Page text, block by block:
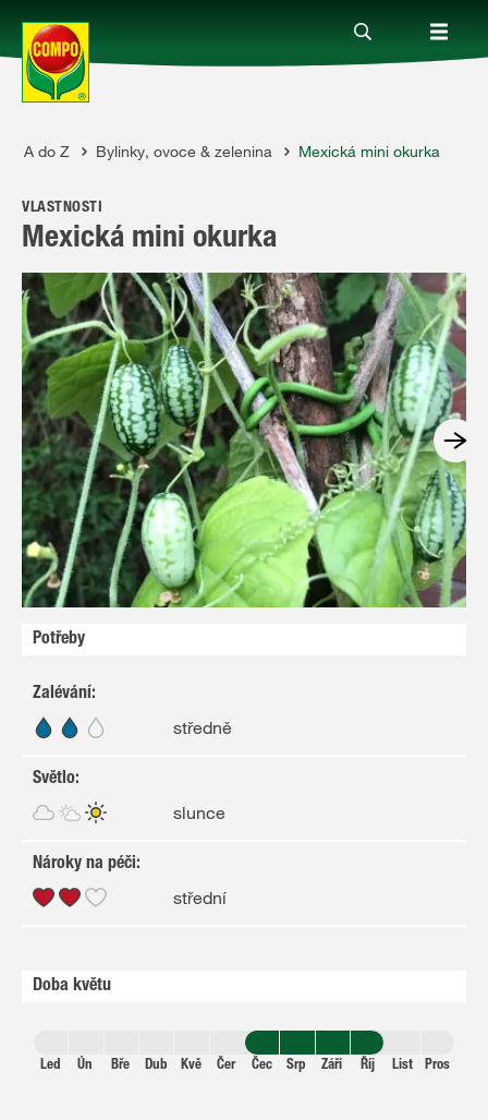
Produkty
Rady a tipy
Témata
Kde koupit
Společnost
A do Z Bylinky, ovoce & zelenina Mexická mini okurka
VLASTNOSTI
Mexická mini okurka
Potřeby
Zalévání:
středně
Světlo:
slunce
Nároky na péči:
střední
Doba květu
Led Ún Bře Dub Kvě Čer Čec Srp Září Říj List Pros